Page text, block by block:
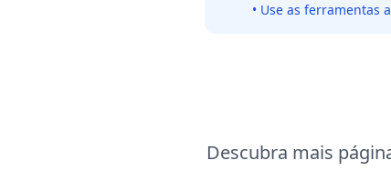
• Use as
Descubra mais